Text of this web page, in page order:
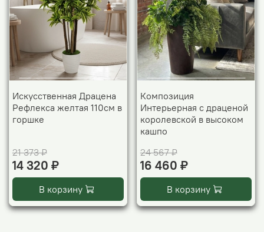
Искусственная Драцена
Рефлекса желтая 110см в
горшке
21 373 ₽
14 320 ₽
В корзину
Композиция
Интерьерная с драценой
королевской в высоком
кашпо
24 567 ₽
16 460 ₽
В корзину